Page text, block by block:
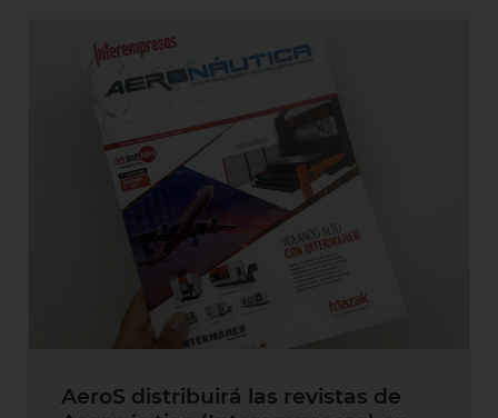
AeroS distribuirá las revistas de